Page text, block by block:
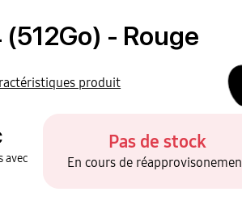
- Rouge
produit
avec
Pas de stock
En cours de